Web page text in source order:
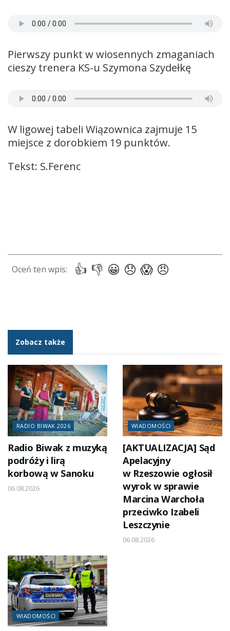
Pierwszy punkt w wiosennych zmaganiach
cieszy trenera KS-u Szymona Szydełkę
W ligowej tabeli Wiązownica zajmuje 15
miejsce z dorobkiem 19 punktów.
Tekst: S.Ferenc
Zobacz także
RADIO BIWAK 2026
Radio Biwak z muzyką
podróży i lirą
korbową w Sanoku
06.08.2026
WIADOMOŚCI
[AKTUALIZACJA] Sąd
Apelacyjny
w Rzeszowie ogłosił
wyrok w sprawie
Marcina Warchoła
przeciwko Izabeli
Leszczynie
06.08.2026
WIADOMOŚCI